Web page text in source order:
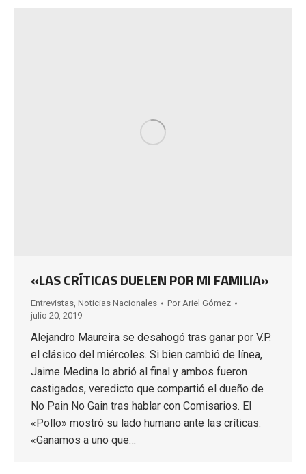
«LAS CRÍTICAS DUELEN POR MI FAMILIA»
Entrevistas Noticias Nacionales Por Ariel Gómez
julio 20, 2019
Alejandro Maureira se desahogó tras ganar por V.P.
el clásico del miércoles. Si bien cambió de línea,
Jaime Medina lo abrió al final y ambos fueron
castigados, veredicto que compartió el dueño de
No Pain No Gain tras hablar con Comisarios. El
«Pollo» mostró su lado humano ante las críticas:
«Ganamos a uno que…